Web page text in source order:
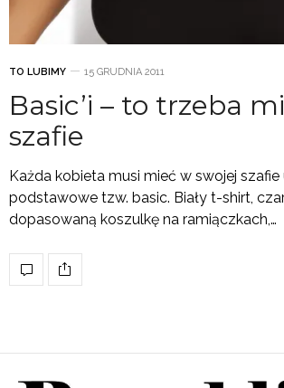
TO LUBIMY 15 GRUDNIA 2011
Basic’i – to trzeba
szafie
Każda kobieta musi mieć w swojej szafie
podstawowe tzw. basic. Biały t-shirt,
dopasowaną koszulkę na ramiączkach,…